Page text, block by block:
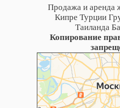
Продажа и аренда
Кипре Турции
Таиланда
Копирование